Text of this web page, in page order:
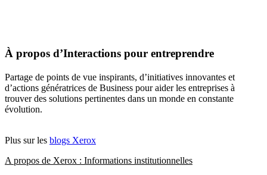
À propos d’Interactions pour entreprendre
Partage de points de vue inspirants, d’initiatives innovantes et
d’actions génératrices de Business pour aider les entreprises à
trouver des solutions pertinentes dans un monde en constante
évolution.
Plus sur les blogs Xerox
A propos de Xerox : Informations institutionnelles